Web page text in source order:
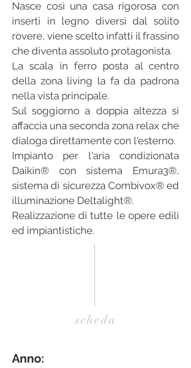
Nasce così una casa rigorosa con
inserti in legno diversi dal solito
rovere, viene scelto infatti il frassino
che diventa assoluto protagonista.
La scala in ferro posta al centro
della zona living la fa da padrona
nella vista principale.
Sul soggiorno a doppia altezza si
affaccia una seconda zona relax che
dialoga direttamente con l'esterno.
Impianto per l'aria condizionata
Daikin® con sistema Emura3®,
sistema di sicurezza Combivox® ed
illuminazione Deltalight®.
Realizzazione di tutte le opere edili
ed impiantistiche.
scheda
Anno: